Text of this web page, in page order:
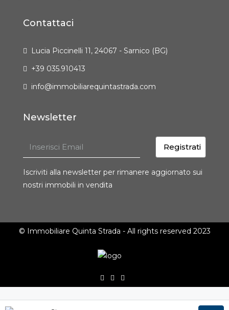
Contattaci
Lucia Piccinelli 11, 24067 - Sarnico (BG)
+39 035.910413
info@immobiliarequintastrada.com
Newsletter
Registrati
Iscriviti alla newsletter per rimanere aggiornato sui
nostri immobili in vendita
© Immobiliare Quinta Strada - All rights reserved 2023